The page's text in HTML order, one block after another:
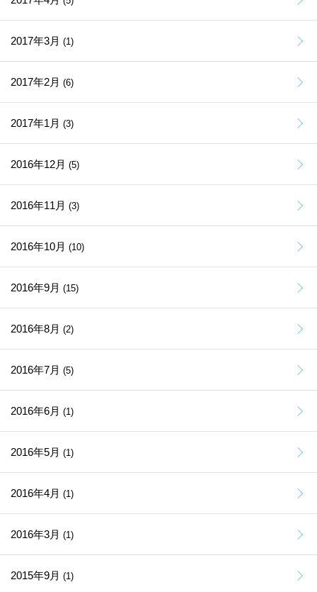
2017年3月 (1)
2017年2月 (6)
2017年1月 (3)
2016年12月 (5)
2016年11月 (3)
2016年10月 (10)
2016年9月 (15)
2016年8月 (2)
2016年7月 (5)
2016年6月 (1)
2016年5月 (1)
2016年4月 (1)
2016年3月 (1)
2015年9月 (1)